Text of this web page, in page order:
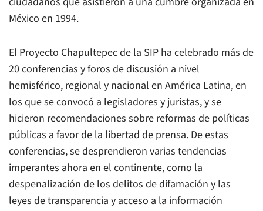
México en 1994.
El Proyecto Chapultepec de la SIP ha celebrado más de
20 conferencias y foros de discusión a nivel
hemisférico, regional y nacional en América Latina, en
los que se convocó a legisladores y juristas, y se
hicieron recomendaciones sobre reformas de políticas
públicas a favor de la libertad de prensa. De estas
conferencias, se desprendieron varias tendencias
imperantes ahora en el continente, como la
despenalización de los delitos de difamación y las
leyes de transparencia y acceso a la información